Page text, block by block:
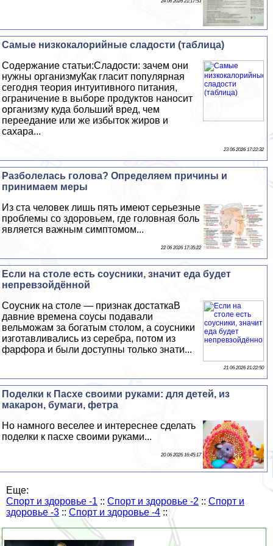
Самые низкокалорийные сладости (таблица)
Содержание статьи:Сладости: зачем они
нужны организмуКак гласит популярная
сегодня теория интуитивного питания,
ограничение в выборе продуктов наносит
организму куда больший вред, чем
переедание или же избыток жиров и
сахара...
23 06 2026 17:22:32
Разболелась голова? Определяем причины и
принимаем меры
Из ста человек лишь пять имеют серьезные
проблемы со здоровьем, где головная боль
является важным симптомом...
22 06 2026 17:35:22
Если на столе есть соусники, значит еда будет
непревзойдённой
Соусник на столе — признак достаткаВ
давние времена соусы подавали
вельможам за богатым столом, а соусники
изготавливались из серебра, потом из
фарфора и были доступны только знати...
21 06 2026 21:22:50
Поделки к Пасхе своими руками: для детей, из
макарон, бумаги, фетра
Но намного веселее и интереснее сделать
поделки к пасхе своими руками...
20 06 2026 16:45:17
Еще:
Спорт и здоровье -1 :: Спорт и здоровье -2 :: Спорт и
здоровье -3 :: Спорт и здоровье -4 ::